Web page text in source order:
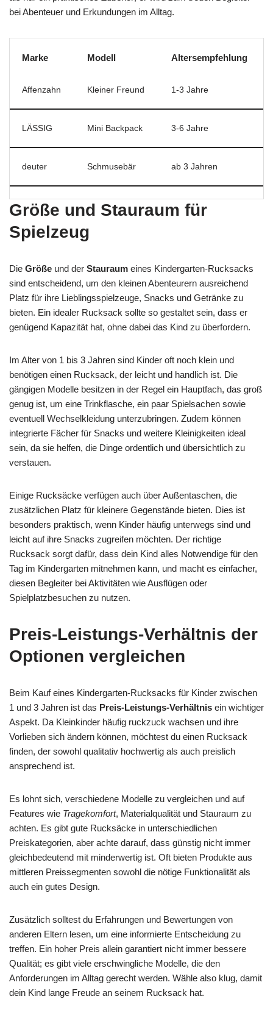
bei Abenteuer und Erkundungen im Alltag.
Marke Modell Altersempfehlung
Affenzahn Kleiner Freund 1-3 Jahre
LÄSSIG Mini Backpack 3-6 Jahre
deuter Schmusebär ab 3 Jahren
Größe und Stauraum für
Spielzeug
Die Größe und der Stauraum eines Kindergarten-Rucksacks
sind entscheidend, um den kleinen Abenteurern ausreichend
Platz für ihre Lieblingsspielzeuge, Snacks und Getränke zu
bieten. Ein idealer Rucksack sollte so gestaltet sein, dass er
genügend Kapazität hat, ohne dabei das Kind zu überfordern.
Im Alter von 1 bis 3 Jahren sind Kinder oft noch klein und
benötigen einen Rucksack, der leicht und handlich ist. Die
gängigen Modelle besitzen in der Regel ein Hauptfach, das groß
genug ist, um eine Trinkflasche, ein paar Spielsachen sowie
eventuell Wechselkleidung unterzubringen. Zudem können
integrierte Fächer für Snacks und weitere Kleinigkeiten ideal
sein, da sie helfen, die Dinge ordentlich und übersichtlich zu
verstauen.
Einige Rucksäcke verfügen auch über Außentaschen, die
zusätzlichen Platz für kleinere Gegenstände bieten. Dies ist
besonders praktisch, wenn Kinder häufig unterwegs sind und
leicht auf ihre Snacks zugreifen möchten. Der richtige
Rucksack sorgt dafür, dass dein Kind alles Notwendige für den
Tag im Kindergarten mitnehmen kann, und macht es einfacher,
diesen Begleiter bei Aktivitäten wie Ausflügen oder
Spielplatzbesuchen zu nutzen.
Preis-Leistungs-Verhältnis der
Optionen vergleichen
Beim Kauf eines Kindergarten-Rucksacks für Kinder zwischen
1 und 3 Jahren ist das Preis-Leistungs-Verhältnis ein wichtiger
Aspekt. Da Kleinkinder häufig ruckzuck wachsen und ihre
Vorlieben sich ändern können, möchtest du einen Rucksack
finden, der sowohl qualitativ hochwertig als auch preislich
ansprechend ist.
Es lohnt sich, verschiedene Modelle zu vergleichen und auf
Features wie Tragekomfort, Materialqualität und Stauraum zu
achten. Es gibt gute Rucksäcke in unterschiedlichen
Preiskategorien, aber achte darauf, dass günstig nicht immer
gleichbedeutend mit minderwertig ist. Oft bieten Produkte aus
mittleren Preissegmenten sowohl die nötige Funktionalität als
auch ein gutes Design.
Zusätzlich solltest du Erfahrungen und Bewertungen von
anderen Eltern lesen, um eine informierte Entscheidung zu
treffen. Ein hoher Preis allein garantiert nicht immer bessere
Qualität; es gibt viele erschwingliche Modelle, die den
Anforderungen im Alltag gerecht werden. Wähle also klug, damit
dein Kind lange Freude an seinem Rucksack hat.